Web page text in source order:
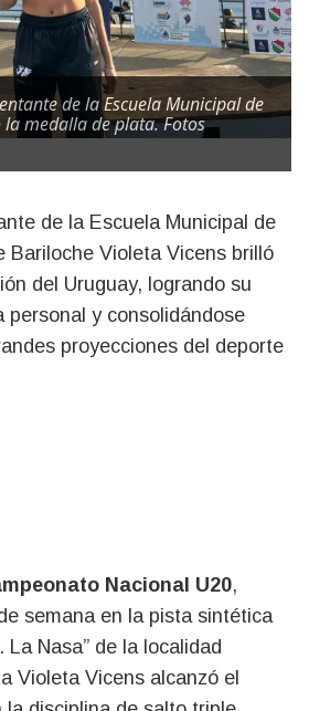
de la Escuela Municipal de
medalla de plata. Fotos
Bariloche Violeta Vicens brilló
del Uruguay, logrando su
personal y consolidándose
proyecciones del deporte
Nacional U20,
semana en la pista sintética
La Nasa” de la localidad
Violeta Vicens alcanzó el